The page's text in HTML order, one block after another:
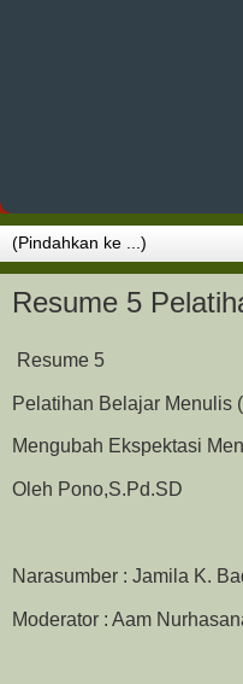
Resume 5
Resume 5
Pelatihan Belajar Menulis
Mengubah Ekspektasi
Oleh Pono,S.Pd.SD
Narasumber : Jamila K.
Moderator : Aam